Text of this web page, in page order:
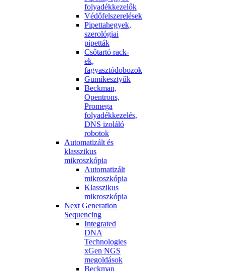
folyadékkezelők
Védőfelszerelések
Pipettahegyek,
szerológiai
pipetták
Csőtartó rack-
ek,
fagyasztódobozok
Gumikesztyűk
Beckman,
Opentrons,
Promega
folyadékkezelés,
DNS izoláló
robotok
Automatizált és
klasszikus
mikroszkópia
Automatizált
mikroszkópia
Klasszikus
mikroszkópia
Next Generation
Sequencing
Integrated
DNA
Technologies
xGen NGS
megoldások
Beckman